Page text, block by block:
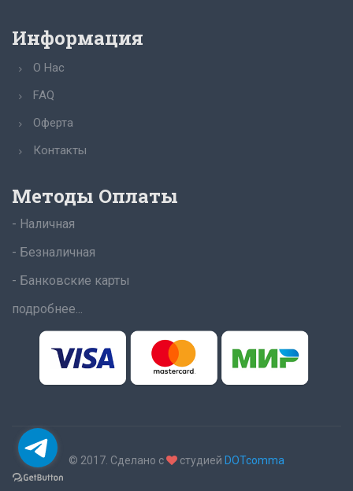
Информация
О Нас
FAQ
Оферта
Контакты
Методы Оплаты
- Наличная
- Безналичная
- Банковские карты
подробнее...
© 2017. Сделано с студией DOTcomma